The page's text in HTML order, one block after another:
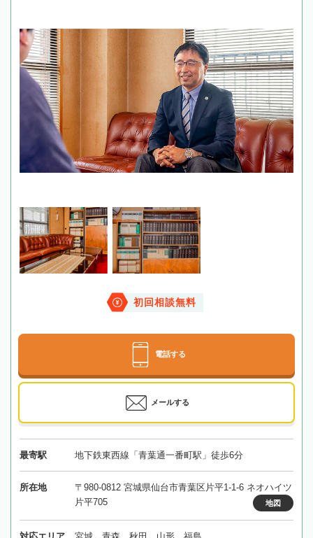
初回相談無料
電話する
メールする
最寄駅 地下鉄東西線「青葉通一番町駅」徒歩6分
所在地
〒980-0812 宮城県仙台市青葉区片平1-1-6 ネオハイツ
片平705
地図